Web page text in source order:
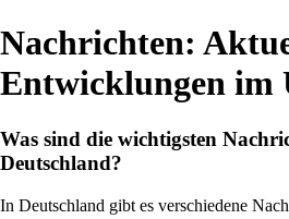
Nachrichten:
Entwicklungen im
Was sind die wichtigsten
Deutschland?
In Deutschland gibt es verschiedene